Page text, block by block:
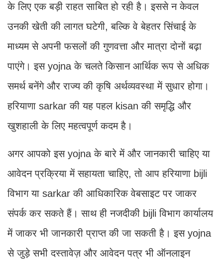
के लिए एक बड़ी राहत साबित हो रही है। इससे न केवल
उनकी खेती की लागत घटेगी, बल्कि वे बेहतर सिंचाई के
माध्यम से अपनी फसलों की गुणवत्ता और मात्रा दोनों बढ़ा
पाएंगे। इस yojna के चलते किसान आर्थिक रूप से अधिक
समर्थ बनेंगे और राज्य की कृषि अर्थव्यवस्था में सुधार होगा।
हरियाणा sarkar की यह पहल kisan की समृद्धि और
खुशहाली के लिए महत्वपूर्ण कदम है।
अगर आपको इस yojna के बारे में और जानकारी चाहिए या
आवेदन प्रक्रिया में सहायता चाहिए, तो आप हरियाणा bijli
विभाग या sarkar की आधिकारिक वेबसाइट पर जाकर
संपर्क कर सकते हैं। साथ ही नजदीकी bijli विभाग कार्यालय
में जाकर भी जानकारी प्राप्त की जा सकती है। इस yojna
से जुड़े सभी दस्तावेज़ और आवेदन पत्र भी ऑनलाइन